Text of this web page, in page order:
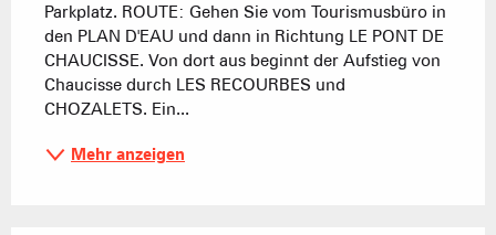
Parkplatz. ROUTE: Gehen Sie vom Tourismusbüro in
den PLAN D'EAU und dann in Richtung LE PONT DE
CHAUCISSE. Von dort aus beginnt der Aufstieg von
Chaucisse durch LES RECOURBES und
CHOZALETS. Ein...
Mehr anzeigen